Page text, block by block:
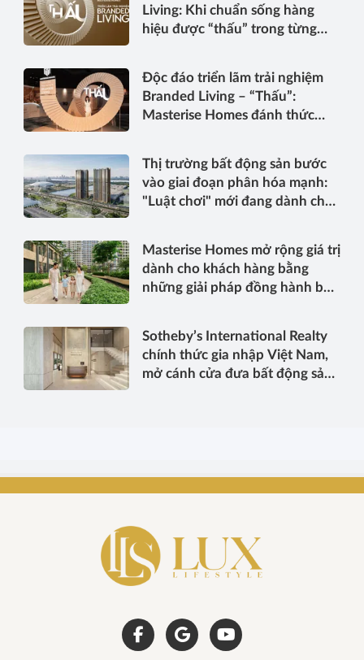
Living: Khi chuẩn sống hàng
hiệu được “thấu” trong từng
Độc đáo triển lãm trải nghiệm
Branded Living – “Thấu”:
Masterise Homes đánh thức
Thị trường bất động sản bước
vào giai đoạn phân hóa mạnh:
"Luật chơi" mới đang dành cho
Masterise Homes mở rộng giá trị
dành cho khách hàng bằng
những giải pháp đồng hành bền
Sotheby’s International Realty
chính thức gia nhập Việt Nam,
mở cánh cửa đưa bất động sản